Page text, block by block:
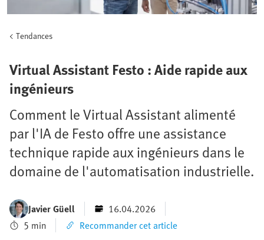
Tendances
Virtual Assistant Festo : Aide rapide aux
ingénieurs
Comment le Virtual Assistant alimenté
par l'IA de Festo offre une assistance
technique rapide aux ingénieurs dans le
domaine de l'automatisation industrielle.
Javier Güell
16.04.2026
5 min
Recommander cet article